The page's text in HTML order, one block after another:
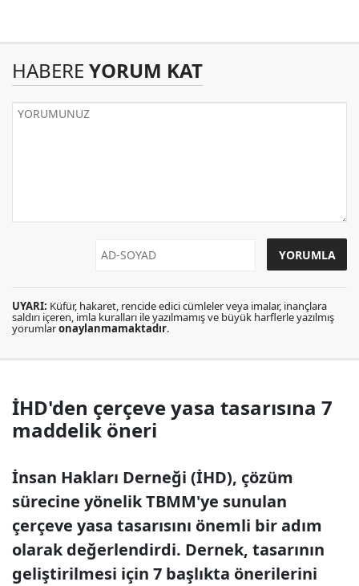
HABERE YORUM KAT
UYARI: Küfür, hakaret, rencide edici cümleler veya imalar, inançlara
saldırı içeren, imla kuralları ile yazılmamış ve büyük harflerle yazılmış
yorumlaronaylanmamaktadır.
İHD'den çerçeve yasa tasarısına 7
maddelik öneri
İnsan Hakları Derneği (İHD), çözüm
sürecine yönelik TBMM'ye sunulan
çerçeve yasa tasarısını önemli bir adım
olarak değerlendirdi. Dernek, tasarının
geliştirilmesi için 7 başlıkta önerilerini